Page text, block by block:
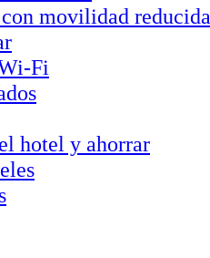
con movilidad reducida
Fi
hotel y ahorrar